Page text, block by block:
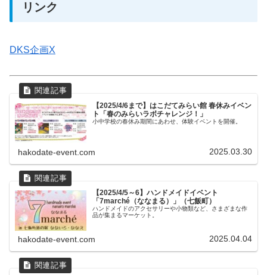
リンク
DKS企画X
【2025/4/6まで】はこだてみらい館 春休みイベン
ト「春のみらいラボチャレンジ！」
小中学校の春休み期間にあわせ、体験イベントを開催。
hakodate-event.com 2025.03.30
【2025/4/5～6】ハンドメイドイベント
「7marché（ななまる）」（七飯町）
ハンドメイドのアクセサリーや小物類など、さまざまな作
品が集まるマーケット。
hakodate-event.com 2025.04.04